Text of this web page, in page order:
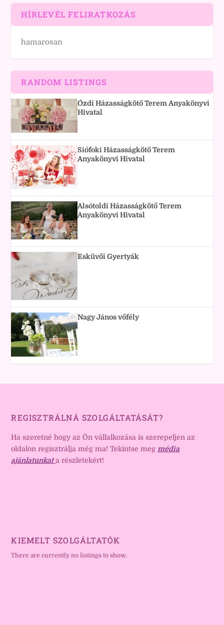
HÍRLEVÉL FELIRATKOZÁS
hamarosan
RANDOM LISTINGS
Ózdi Házasságkötő Terem Anyakönyvi
Hivatal
Siófoki Házasságkötő Terem
Anyakönyvi Hivatal
Alsótoldi Házasságkötő Terem
Anyakönyvi Hivatal
Esküvői Gyertyák
Nagy János vőfély
REGISZTRÁLNÁ SZOLGÁLTATÁSÁT?
Ha szeretné hogy az Ön vállalkozása is szerepeljen az
oldalon regisztrálja még ma! Tekintse megmédia
ajánlatunkat a részletekért!
KIEMELT SZOLGÁLTATÓK
There are currently no listings to show.